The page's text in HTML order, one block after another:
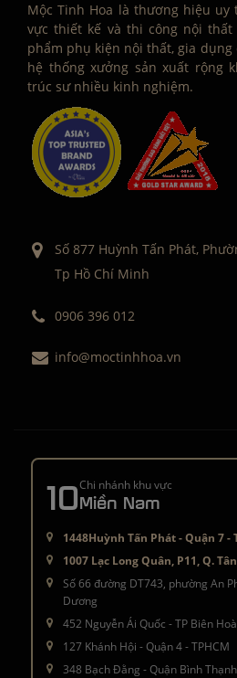
Mộc Tinh Hoa là thương hiệu
vực thiết kế và thi công nội thất
phẩm phụ kiện nội thất, gia
hệ thống xưởng sản xuất rộng
trúc sư nhiều kinh nghiệm.
Số 877 Huỳnh Tấn Phát,
Tp Hồ Chí Minh
0906 396 012
info@moctinhhoa.vn
10Chi nhánh khu vực
Miền Nam
1448Huỳnh Tấn Phát - Quận 7 -
1007 Lạc Long Quân, P11, Q.
Số 66 đường DT743, phường An
Dương
452 Nguyễn Ái Quốc - TP Biên
127 Khánh Hội - Quận 4 - TPHCM
348 Bạch Đằng - Quận Bình